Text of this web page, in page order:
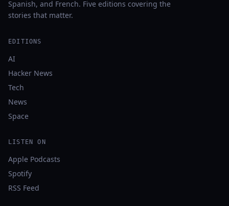
Spanish, and French. Five editions covering the
stories that matter.
EDITIONS
AI
Hacker News
Tech
News
Space
LISTEN ON
Apple Podcasts
Spotify
RSS Feed